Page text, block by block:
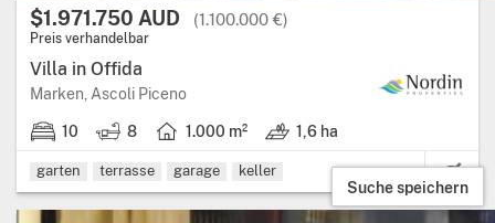
Preis:
$1.971.750 AUD (1.100.000 €)
Preis verhandelbar
Villa in Offida
Marken, Ascoli PicenoRegion: Marken, provinz: Ascoli Piceno.
10
10 schlafzimmer.
8
8 badezimmer.1.000 m²
Wohnfläche: 1.000 Quadratmeter.
1,6 ha
Land: 1,6 ha.
garten terrasse garage keller
Suche speichern